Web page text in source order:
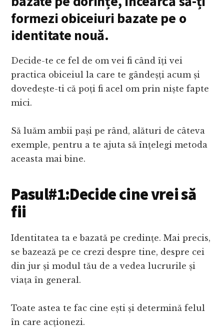
formezi obiceiuri bazate pe o
identitate nouă.
Decide-te ce fel de om vei fi când îți vei
practica obiceiul la care te gândeșți acum și
dovedește-ti că poți fi acel om prin niște fapte
mici.
Să luăm ambii pași pe rând, alături de câteva
exemple, pentru a te ajuta să înțelegi metoda
aceasta mai bine.
Pasul#1:Decide cine vrei să
fii
Identitatea ta e bazată pe credințe. Mai precis,
se bazează pe ce crezi despre tine, despre cei
din jur și modul tău de a vedea lucrurile și
viața în general.
Toate astea te fac cine ești și determină felul
în care acționezi.